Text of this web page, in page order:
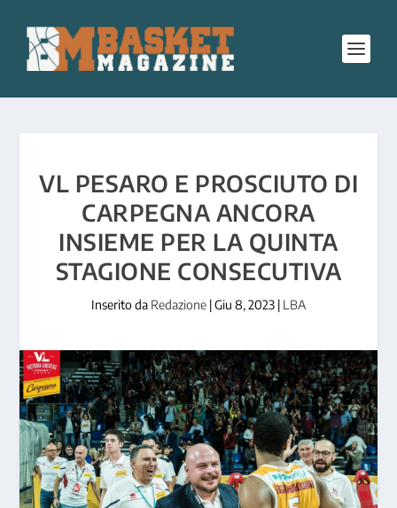
VL PESARO E PROSCIUTO DI
CARPEGNA ANCORA
INSIEME PER LA QUINTA
STAGIONE CONSECUTIVA
Inserito da Redazione |Giu 8, 2023 | LBA